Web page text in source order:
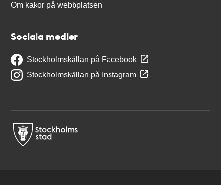
Om kakor på webbplatsen
Sociala medier
Stockholmskällan på Facebook
Stockholmskällan på Instagram